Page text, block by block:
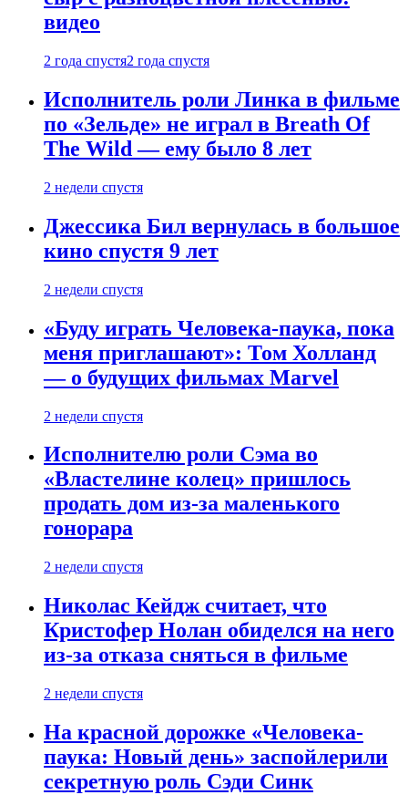
видео
2 года спустя2 года спустя
Исполнитель роли Линка в фильме
по «Зельде» не играл в Breath Of
The Wild — ему было 8 лет
2 недели спустя
Джессика Бил вернулась в большое
кино спустя 9 лет
2 недели спустя
«Буду играть Человека-паука, пока
меня приглашают»: Том Холланд
— о будущих фильмах Marvel
2 недели спустя
Исполнителю роли Сэма во
«Властелине колец» пришлось
продать дом из-за маленького
гонорара
2 недели спустя
Николас Кейдж считает, что
Кристофер Нолан обиделся на него
из-за отказа сняться в фильме
2 недели спустя
На красной дорожке «Человека-
паука: Новый день» заспойлерили
секретную роль Сэди Синк